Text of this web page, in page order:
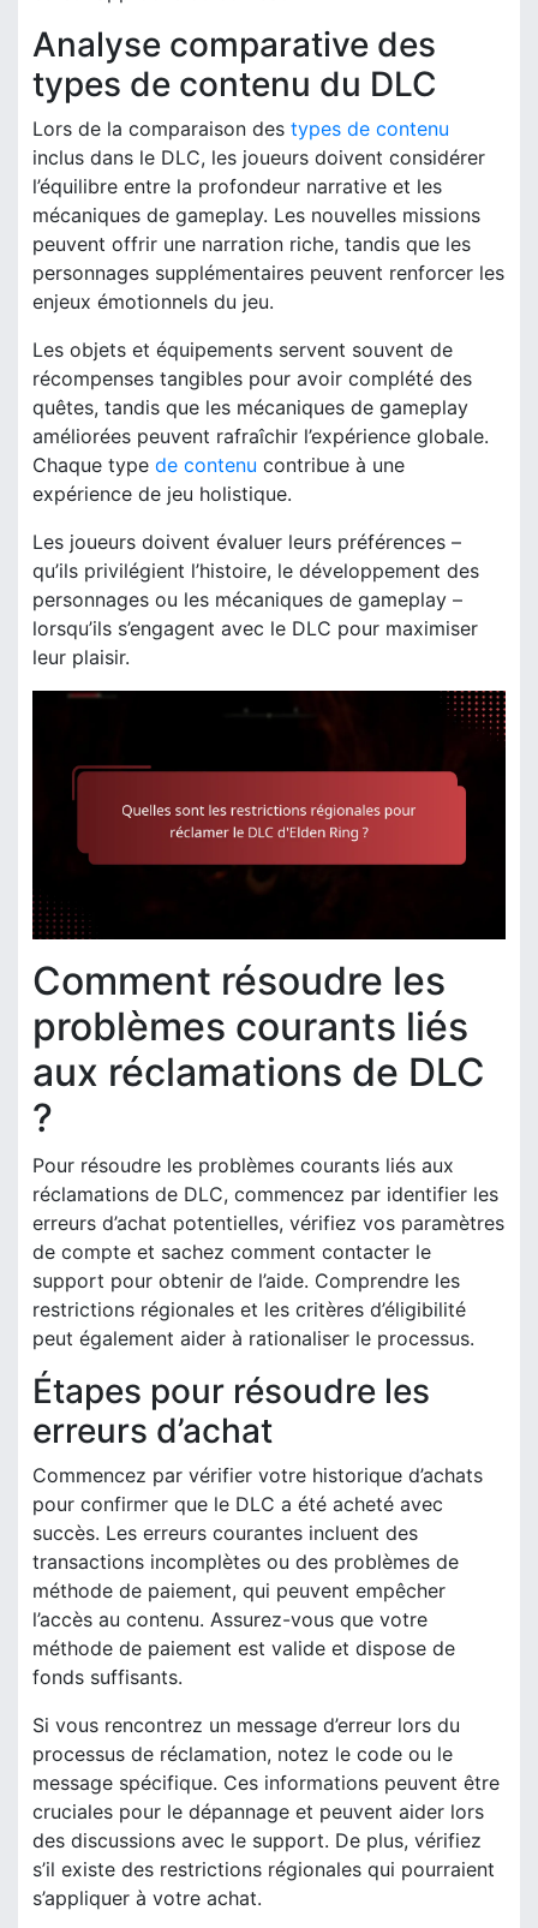
Analyse comparative des
types de contenu du DLC
Lors de la comparaison des types de contenu
inclus dans le DLC, les joueurs doivent considérer
l’équilibre entre la profondeur narrative et les
mécaniques de gameplay. Les nouvelles missions
peuvent offrir une narration riche, tandis que les
personnages supplémentaires peuvent renforcer les
enjeux émotionnels du jeu.
Les objets et équipements servent souvent de
récompenses tangibles pour avoir complété des
quêtes, tandis que les mécaniques de gameplay
améliorées peuvent rafraîchir l’expérience globale.
Chaque type de contenu contribue à une
expérience de jeu holistique.
Les joueurs doivent évaluer leurs préférences –
qu’ils privilégient l’histoire, le développement des
personnages ou les mécaniques de gameplay –
lorsqu’ils s’engagent avec le DLC pour maximiser
leur plaisir.
Comment résoudre les
problèmes courants liés
aux réclamations de DLC
?
Pour résoudre les problèmes courants liés aux
réclamations de DLC, commencez par identifier les
erreurs d’achat potentielles, vérifiez vos paramètres
de compte et sachez comment contacter le
support pour obtenir de l’aide. Comprendre les
restrictions régionales et les critères d’éligibilité
peut également aider à rationaliser le processus.
Étapes pour résoudre les
erreurs d’achat
Commencez par vérifier votre historique d’achats
pour confirmer que le DLC a été acheté avec
succès. Les erreurs courantes incluent des
transactions incomplètes ou des problèmes de
méthode de paiement, qui peuvent empêcher
l’accès au contenu. Assurez-vous que votre
méthode de paiement est valide et dispose de
fonds suffisants.
Si vous rencontrez un message d’erreur lors du
processus de réclamation, notez le code ou le
message spécifique. Ces informations peuvent être
cruciales pour le dépannage et peuvent aider lors
des discussions avec le support. De plus, vérifiez
s’il existe des restrictions régionales qui pourraient
s’appliquer à votre achat.